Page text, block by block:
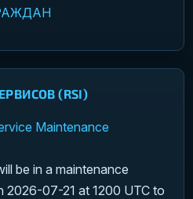
(RSI)
Maintenance
be in a maintenance
2026-07-21 at 1200 UTC to